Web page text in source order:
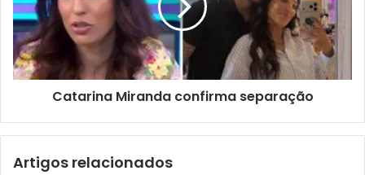
Catarina Miranda confirma separação
Artigos relacionados